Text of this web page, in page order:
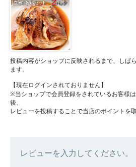
投稿内容がショップに反映されるまで、しば
ます。
【現在ログインされておりません】
※当ショップで会員登録をされているお客様
後、
レビューを投稿することで当店のポイントを
レビューを入力してください。